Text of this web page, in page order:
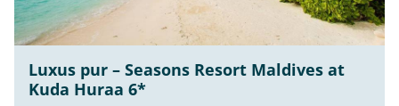
Luxus pur – Seasons Resort Maldives at
Kuda Huraa 6*